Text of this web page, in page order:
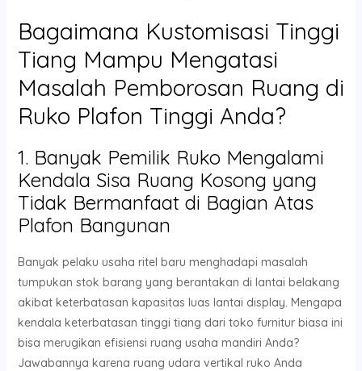
Bagaimana Kustomisasi Tinggi
Tiang Mampu Mengatasi
Masalah Pemborosan Ruang di
Ruko Plafon Tinggi Anda?
1. Banyak Pemilik Ruko Mengalami
Kendala Sisa Ruang Kosong yang
Tidak Bermanfaat di Bagian Atas
Plafon Bangunan
Banyak pelaku usaha ritel baru menghadapi masalah
tumpukan stok barang yang berantakan di lantai belakang
akibat keterbatasan kapasitas luas lantai display. Mengapa
kendala keterbatasan tinggi tiang dari toko furnitur biasa ini
bisa merugikan efisiensi ruang usaha mandiri Anda?
Jawabannya karena ruang udara vertikal ruko Anda